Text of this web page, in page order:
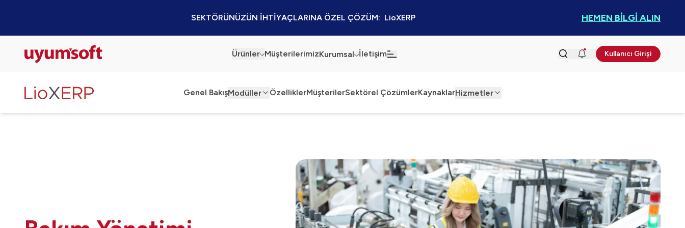
SEKTÖRÜNÜZÜN İHTİYAÇLARINA ÖZEL ÇÖZÜM:  LioXERP HEMEN BİLGİ ALIN
Ürünler MüşterilerimizKurumsal
Bilgi Toplumu Hizmetleri
İletişim
Blog
Sektörel Çözümler
İş Ortaklığı Platformu
Kullanıcı Girişi
Genel BakışModüller ÖzelliklerMüşterilerSektörel ÇözümlerKaynaklarHizmetler
Özel Geliştirme ve
Entegrasyon
Sistem ve Altyapı Hizmetleri
Eğitim Hizmetleri